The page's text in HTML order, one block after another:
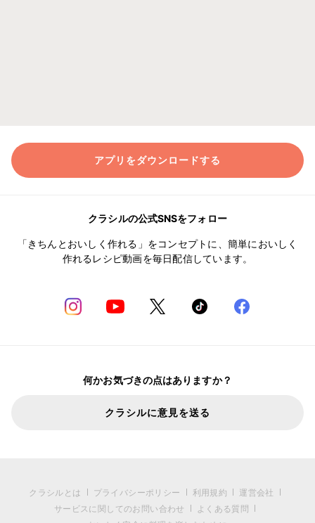
アプリをダウンロードする
クラシルの公式SNSをフォロー
「きちんとおいしく作れる」をコンセプトに、簡単においしく
作れるレシピ動画を毎日配信しています。
何かお気づきの点はありますか？
クラシルに意見を送る
クラシルとは プライバシーポリシー 利用規約
運営会社
サービスに関してのお問い合わせ
よくある質問